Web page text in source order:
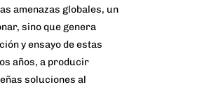
amenazas globales, un
sino que genera
y ensayo de estas
años, a producir
soluciones al